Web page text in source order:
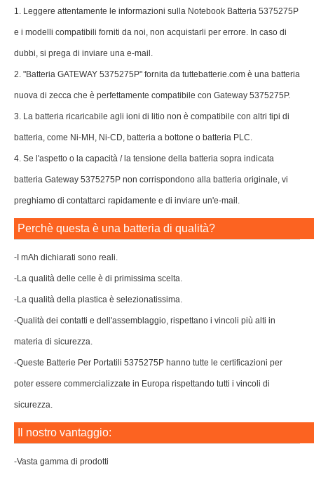
1. Leggere attentamente le informazioni sulla Notebook Batteria 5375275P
e i modelli compatibili forniti da noi, non acquistarli per errore. In caso di
dubbi, si prega di inviare una e-mail.
2. "Batteria GATEWAY 5375275P" fornita da tuttebatterie.com è una batteria
nuova di zecca che è perfettamente compatibile con Gateway 5375275P.
3. La batteria ricaricabile agli ioni di litio non è compatibile con altri tipi di
batteria, come Ni-MH, Ni-CD, batteria a bottone o batteria PLC.
4. Se l'aspetto o la capacità / la tensione della batteria sopra indicata
batteria Gateway 5375275P non corrispondono alla batteria originale, vi
preghiamo di contattarci rapidamente e di inviare un'e-mail.
Perchè questa è una batteria di qualità?
-I mAh dichiarati sono reali.
-La qualità delle celle è di primissima scelta.
-La qualità della plastica è selezionatissima.
-Qualità dei contatti e dell'assemblaggio, rispettano i vincoli più alti in
materia di sicurezza.
-Queste Batterie Per Portatili 5375275P hanno tutte le certificazioni per
poter essere commercializzate in Europa rispettando tutti i vincoli di
sicurezza.
Il nostro vantaggio:
-Vasta gamma di prodotti